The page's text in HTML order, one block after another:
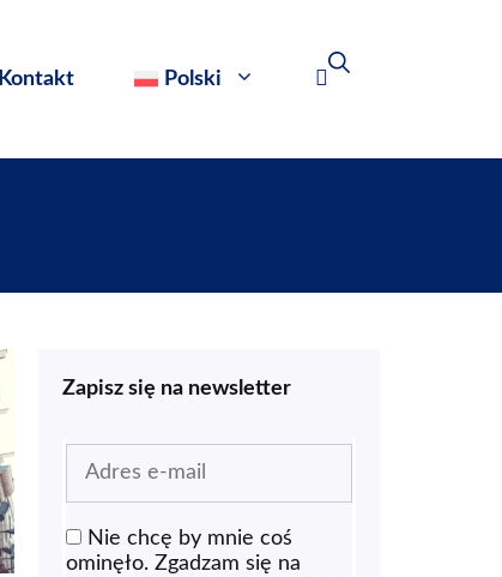
Kontakt Polski
Zapisz się na newsletter
Nie chcę by mnie coś
ominęło. Zgadzam się na